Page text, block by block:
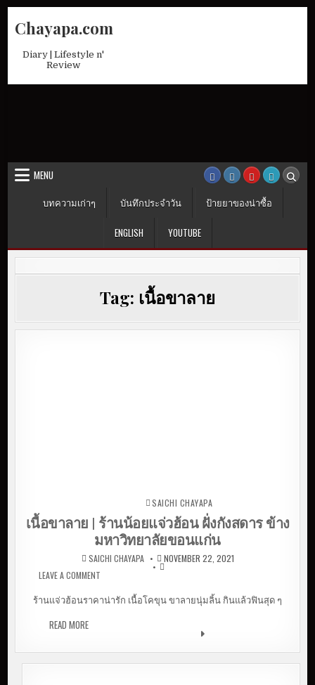
Chayapa.com
Diary | Lifestyle n'
Review
MENU
บทความเก่าๆ
บันทึกประจำวัน ป้ายยาของน่าซื้อ
ENGLISH YOUTUBE
Tag: เนื้อขาลาย
SAICHI CHAYAPA
เนื้อขาลาย | ร้านน้อยแจ่วฮ้อน ฝั่งกังสดาร ข้าง
มหาวิทยาลัยขอนแก่น
SAICHI CHAYAPA
NOVEMBER 22, 2021
LEAVE A COMMENTON เนื้อขาลาย | ร้านน้อยแจ่วฮ้อน ฝั่งกังสดาร ข้าง
ร้านแจ่วฮ้อนราคาน่ารัก เนื้อโคขุน ขาลายนุ่มลิ้น กินแล้วฟินสุด ๆ
READ MOREเนื้อขาลาย | ร้านน้อยแจ่วฮ้อน ฝั่งกังสดาร ข้าง